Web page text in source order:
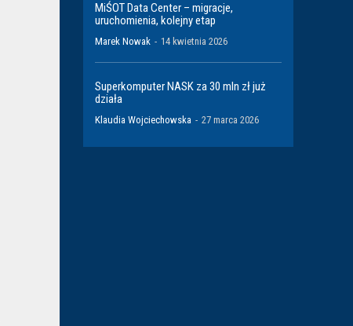
MiŚOT Data Center – migracje,
uruchomienia, kolejny etap
Marek Nowak - 14 kwietnia 2026
Superkomputer NASK za 30 mln zł już
działa
Klaudia Wojciechowska - 27 marca 2026